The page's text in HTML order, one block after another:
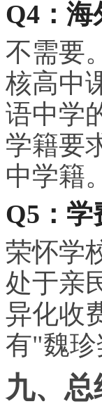
Q4：海
不需要
核高中
语中学
学籍要
中学籍。
Q5：学
荣怀学
处于亲
异化收
有"魏
九、